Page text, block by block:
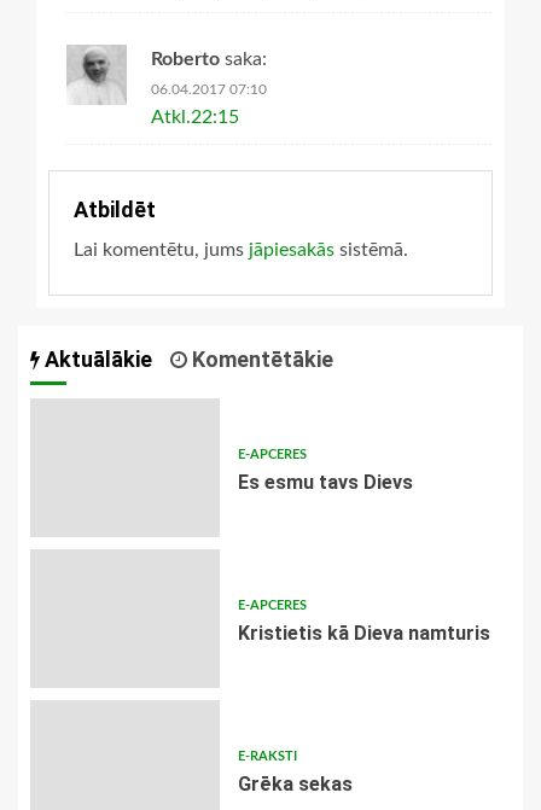
Roberto saka:
06.04.2017 07:10
Atkl.22:15
Atbildēt
Lai komentētu, jums jāpiesakās sistēmā.
Aktuālākie Komentētākie
E-APCERES
Es esmu tavs Dievs
E-APCERES
Kristietis kā Dieva namturis
E-RAKSTI
Grēka sekas